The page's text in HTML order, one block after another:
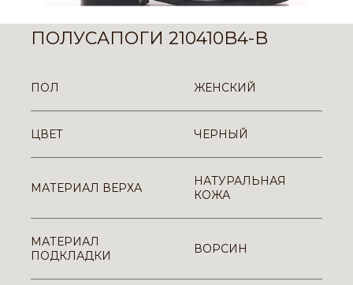
ПОЛУСАПОГИ 210410B4-B
ПОЛ ЖЕНСКИЙ
ЦВЕТ ЧЕРНЫЙ
МАТЕРИАЛ ВЕРХА
НАТУРАЛЬНАЯ
КОЖА
МАТЕРИАЛ
ПОДКЛАДКИ
ВОРСИН